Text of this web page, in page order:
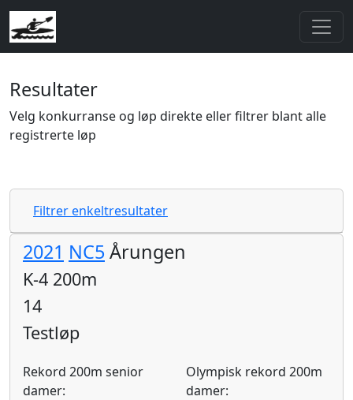
Resultater
Velg konkurranse og løp direkte eller filtrer blant alle
registrerte løp
Filtrer enkeltresultater
2021 NC5 Årungen
K-4 200m
14
Testløp
Rekord 200m senior
damer:
Olympisk rekord 200m
damer: